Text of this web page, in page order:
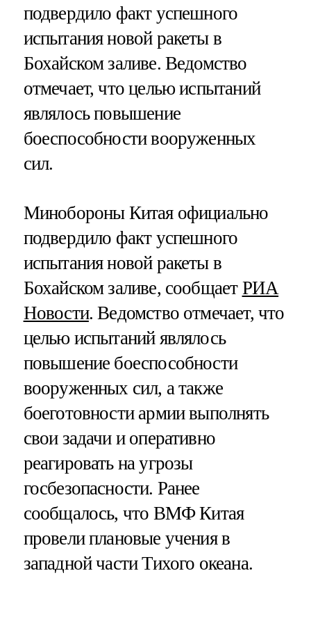
подвердило факт успешного
испытания новой ракеты в
Бохайском заливе. Ведомство
отмечает, что целью испытаний
являлось повышение
боеспособности вооруженных
сил.
Минобороны Китая официально
подвердило факт успешного
испытания новой ракеты в
Бохайском заливе, сообщает РИА
Новости. Ведомство отмечает, что
целью испытаний являлось
повышение боеспособности
вооруженных сил, а также
боеготовности армии выполнять
свои задачи и оперативно
реагировать на угрозы
госбезопасности. Ранее
сообщалось, что ВМФ Китая
провели плановые учения в
западной части Тихого океана.